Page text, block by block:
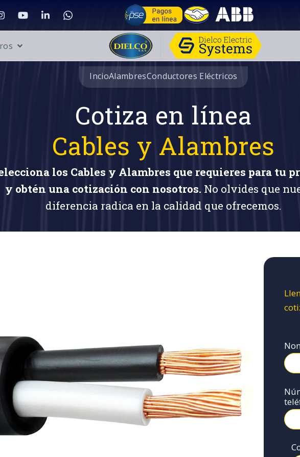
IncioAlambresConductores Eléctricos
Cotiza en línea
Cables y Alambres
los Cables y Alambres que requieres para tu
y obtén una cotización con nosotros. No olvides que
diferencia radica en la calidad que ofrecemos.